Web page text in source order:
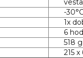
-
1x
6 hod
518 g
215